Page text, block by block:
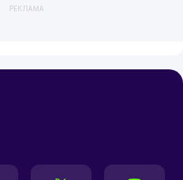
РЕКЛАМА